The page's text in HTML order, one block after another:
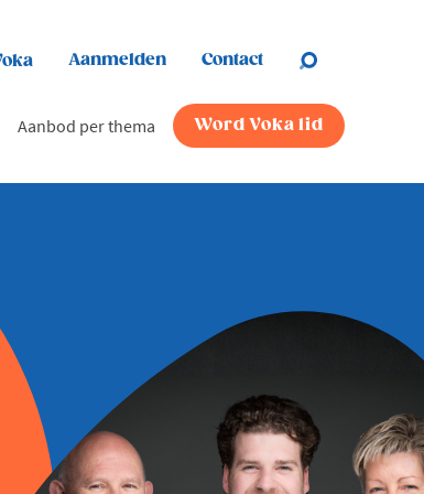
Aanmelden Contact
Aanbod per thema Word Voka lid